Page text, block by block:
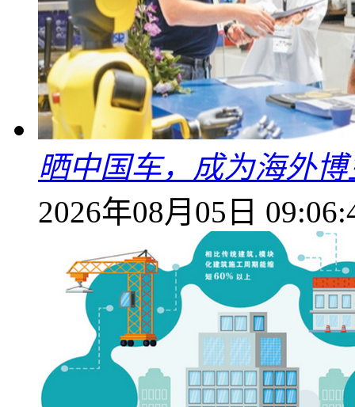
晒中国车，成为海外
2026年08月05日